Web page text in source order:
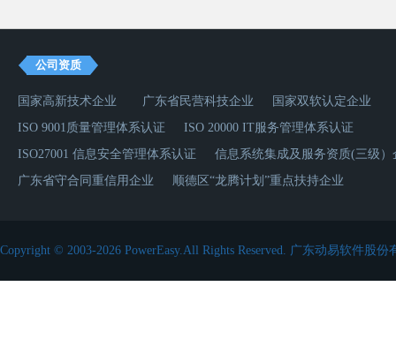
公司资质
国家高新技术企业 广东省民营科技企业
国家双软认定企业
ISO 9001质量管理体系认证
ISO 20000 IT服务管理体系认证
ISO27001 信息安全管理体系认证
信息系统集成及服务资质(三级）
广东省守合同重信用企业
顺德区“龙腾计划”重点扶持企业
Copyright © 2003-2026 PowerEasy.All Rights Reserved. 广东动易软件股份